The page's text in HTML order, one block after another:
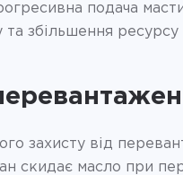
подача
збільшення ресурсу
захисту від
скидає масло при